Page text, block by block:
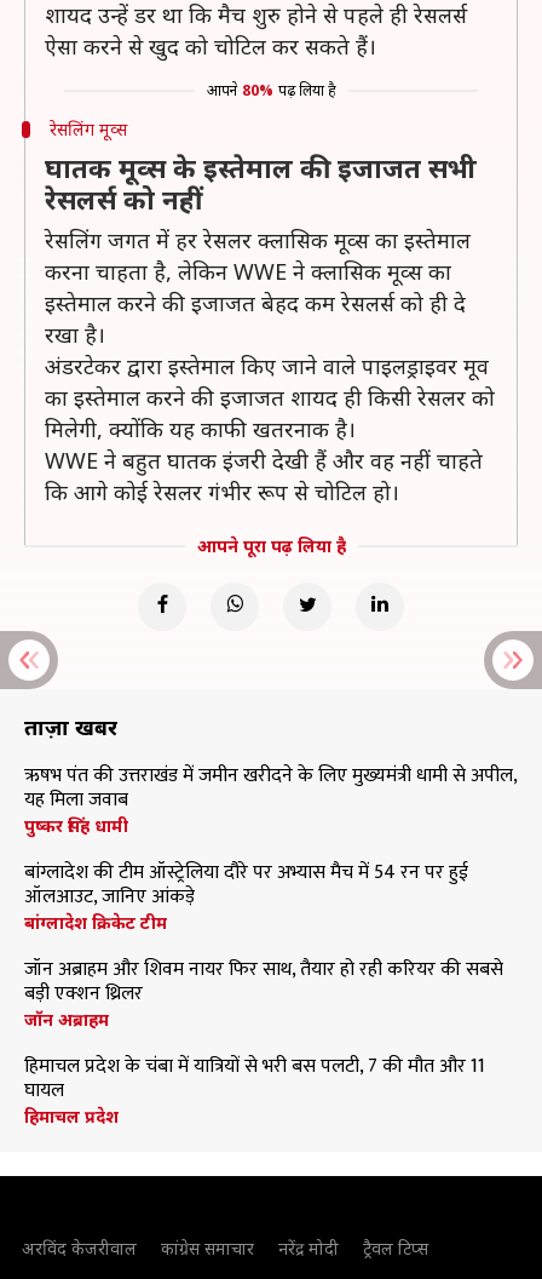
शायद उन्हें डर था कि मैच शुरु होने से पहले ही रेसलर्स
ऐसा करने से खुद को चोटिल कर सकते हैं।
आपने 80% पढ़ लिया है
रेसलिंग मूव्स
घातक मूव्स के इस्तेमाल की इजाजत सभी
रेसलर्स को नहीं
रेसलिंग जगत में हर रेसलर क्लासिक मूव्स का इस्तेमाल
करना चाहता है, लेकिन WWE ने क्लासिक मूव्स का
इस्तेमाल करने की इजाजत बेहद कम रेसलर्स को ही दे
रखा है।
अंडरटेकर द्वारा इस्तेमाल किए जाने वाले पाइलड्राइवर मूव
का इस्तेमाल करने की इजाजत शायद ही किसी रेसलर को
मिलेगी, क्योंकि यह काफी खतरनाक है।
WWE ने बहुत घातक इंजरी देखी हैं और वह नहीं चाहते
कि आगे कोई रेसलर गंभीर रूप से चोटिल हो।
आपने पूरा पढ़ लिया है
ताज़ा खबरें
ऋषभ पंत की उत्तराखंड में जमीन खरीदने के लिए मुख्यमंत्री धामी से अपील,
यह मिला जवाब
पुष्कर सिंह धामी
बांग्लादेश की टीम ऑस्ट्रेलिया दौरे पर अभ्यास मैच में 54 रन पर हुई
ऑलआउट, जानिए आंकड़े
बांग्लादेश क्रिकेट टीम
जॉन अब्राहम और शिवम नायर फिर साथ, तैयार हो रही करियर की सबसे
बड़ी एक्शन थ्रिलर
जॉन अब्राहम
हिमाचल प्रदेश के चंबा में यात्रियों से भरी बस पलटी, 7 की मौत और 11
घायल
हिमाचल प्रदेश
अरविंद केजरीवाल कांग्रेस समाचार नरेंद्र मोदी ट्रैवल टिप्स